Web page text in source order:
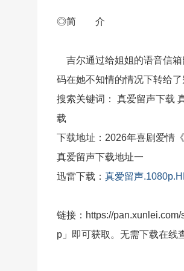
◎简 介
吉尔通过给姐姐的语音信箱
码在她不知情的情况下转给
搜索关键词： 真爱留声下载
载
下载地址：2026年喜剧爱情《
真爱留声下载地址一
迅雷下载： 真爱留声
链接：https://
p」即可获取。无需下载在线